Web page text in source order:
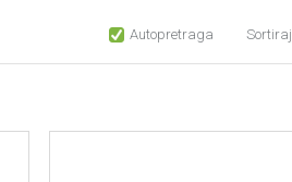
Autopretraga Sortiraj